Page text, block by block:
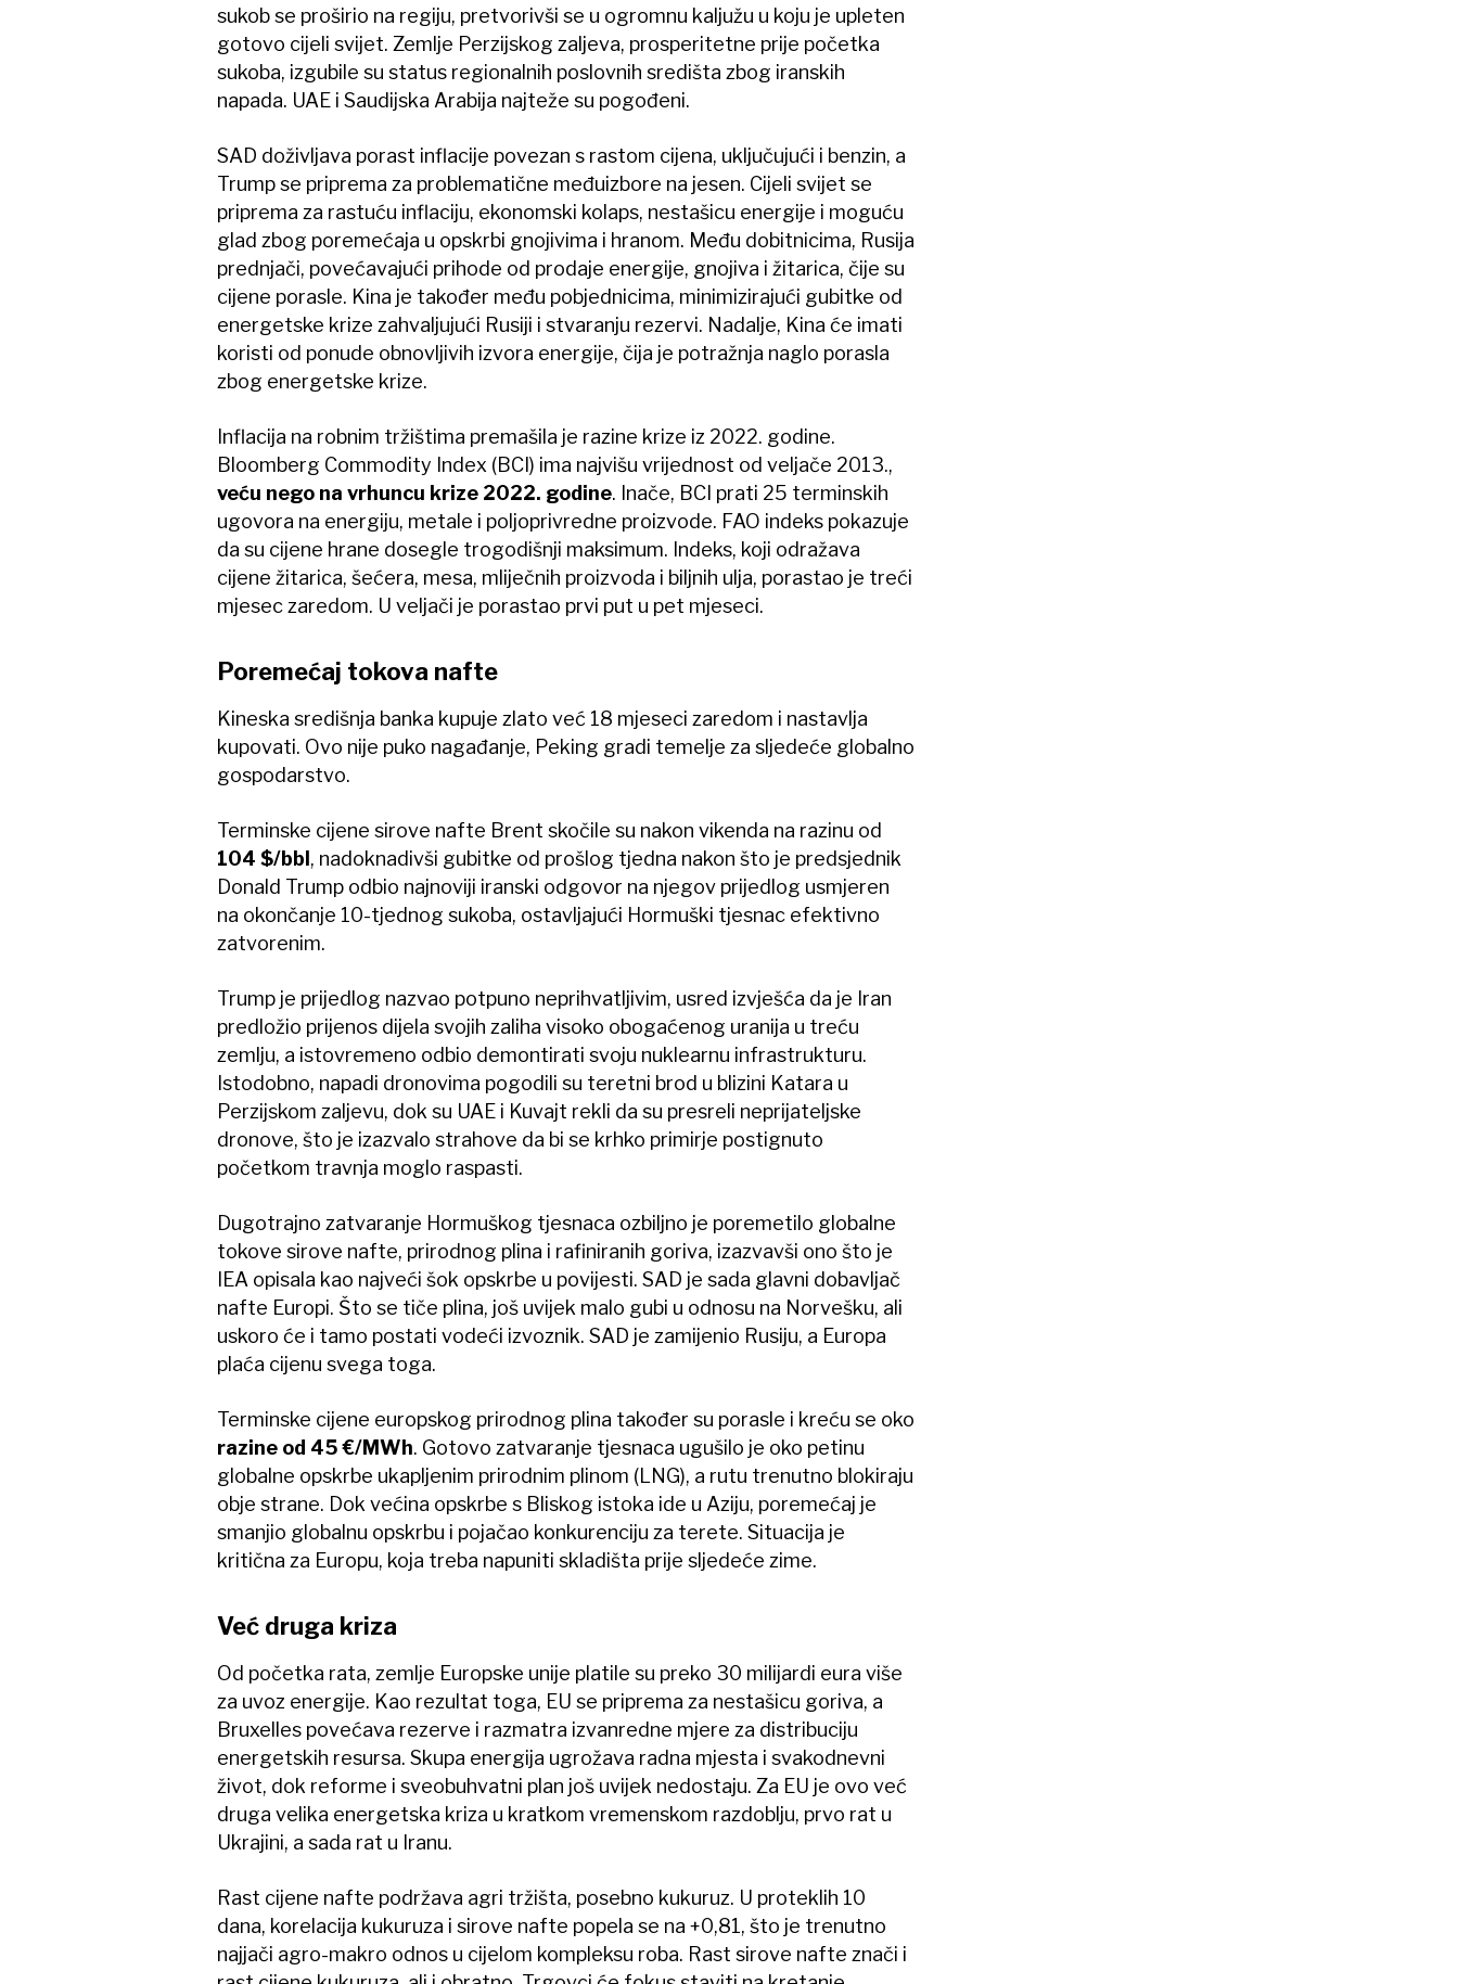
sukob se proširio na regiju, pretvorivši se u ogromnu kaljužu u koju je upleten
gotovo cijeli svijet. Zemlje Perzijskog zaljeva, prosperitetne prije početka
sukoba, izgubile su status regionalnih poslovnih središta zbog iranskih
napada. UAE i Saudijska Arabija najteže su pogođeni.
SAD doživljava porast inflacije povezan s rastom cijena, uključujući i benzin, a
Trump se priprema za problematične međuizbore na jesen. Cijeli svijet se
priprema za rastuću inflaciju, ekonomski kolaps, nestašicu energije i moguću
glad zbog poremećaja u opskrbi gnojivima i hranom. Među dobitnicima, Rusija
prednjači, povećavajući prihode od prodaje energije, gnojiva i žitarica, čije su
cijene porasle. Kina je također među pobjednicima, minimizirajući gubitke od
energetske krize zahvaljujući Rusiji i stvaranju rezervi. Nadalje, Kina će imati
koristi od ponude obnovljivih izvora energije, čija je potražnja naglo porasla
zbog energetske krize.
Inflacija na robnim tržištima premašila je razine krize iz 2022. godine.
Bloomberg Commodity Index (BCI) ima najvišu vrijednost od veljače 2013.,
veću nego na vrhuncu krize 2022. godine. Inače, BCI prati 25 terminskih
ugovora na energiju, metale i poljoprivredne proizvode. FAO indeks pokazuje
da su cijene hrane dosegle trogodišnji maksimum. Indeks, koji odražava
cijene žitarica, šećera, mesa, mliječnih proizvoda i biljnih ulja, porastao je treći
mjesec zaredom. U veljači je porastao prvi put u pet mjeseci.
Poremećaj tokova nafte
Kineska središnja banka kupuje zlato već 18 mjeseci zaredom i nastavlja
kupovati. Ovo nije puko nagađanje, Peking gradi temelje za sljedeće globalno
gospodarstvo.
Terminske cijene sirove nafte Brent skočile su nakon vikenda na razinu od
104 $/bbl , nadoknadivši gubitke od prošlog tjedna nakon što je predsjednik
Donald Trump odbio najnoviji iranski odgovor na njegov prijedlog usmjeren
na okončanje 10-tjednog sukoba, ostavljajući Hormuški tjesnac efektivno
zatvorenim.
Trump je prijedlog nazvao potpuno neprihvatljivim, usred izvješća da je Iran
predložio prijenos dijela svojih zaliha visoko obogaćenog uranija u treću
zemlju, a istovremeno odbio demontirati svoju nuklearnu infrastrukturu.
Istodobno, napadi dronovima pogodili su teretni brod u blizini Katara u
Perzijskom zaljevu, dok su UAE i Kuvajt rekli da su presreli neprijateljske
dronove, što je izazvalo strahove da bi se krhko primirje postignuto
početkom travnja moglo raspasti.
Dugotrajno zatvaranje Hormuškog tjesnaca ozbiljno je poremetilo globalne
tokove sirove nafte, prirodnog plina i rafiniranih goriva, izazvavši ono što je
IEA opisala kao najveći šok opskrbe u povijesti. SAD je sada glavni dobavljač
nafte Europi. Što se tiče plina, još uvijek malo gubi u odnosu na Norvešku, ali
uskoro će i tamo postati vodeći izvoznik. SAD je zamijenio Rusiju, a Europa
plaća cijenu svega toga.
Terminske cijene europskog prirodnog plina također su porasle i kreću se oko
razine od 45 €/MWh. Gotovo zatvaranje tjesnaca ugušilo je oko petinu
globalne opskrbe ukapljenim prirodnim plinom (LNG), a rutu trenutno blokiraju
obje strane. Dok većina opskrbe s Bliskog istoka ide u Aziju, poremećaj je
smanjio globalnu opskrbu i pojačao konkurenciju za terete. Situacija je
kritična za Europu, koja treba napuniti skladišta prije sljedeće zime.
Već druga kriza
Od početka rata, zemlje Europske unije platile su preko 30 milijardi eura više
za uvoz energije. Kao rezultat toga, EU se priprema za nestašicu goriva, a
Bruxelles povećava rezerve i razmatra izvanredne mjere za distribuciju
energetskih resursa. Skupa energija ugrožava radna mjesta i svakodnevni
život, dok reforme i sveobuhvatni plan još uvijek nedostaju. Za EU je ovo već
druga velika energetska kriza u kratkom vremenskom razdoblju, prvo rat u
Ukrajini, a sada rat u Iranu.
Rast cijene nafte podržava agri tržišta, posebno kukuruz. U proteklih 10
dana, korelacija kukuruza i sirove nafte popela se na +0,81, što je trenutno
najjači agro-makro odnos u cijelom kompleksu roba. Rast sirove nafte znači i